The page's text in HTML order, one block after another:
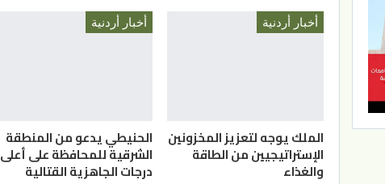
أخبار أردنية
الملك يوجه لتعزيز المخزونين
الإستراتيجيين من الطاقة
والغذاء
أخبار أردنية
الحنيطي يدعو من المنطقة
الشرقية للمحافظة على أعلى
درجات الجاهزية القتالية